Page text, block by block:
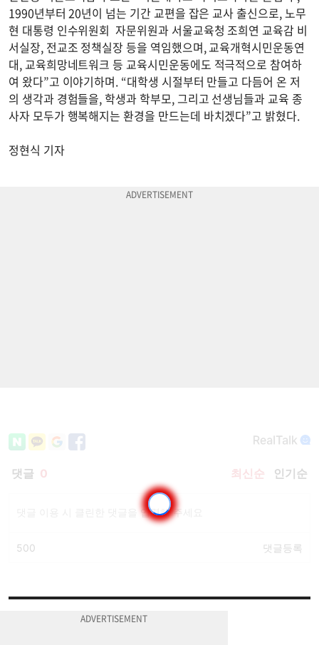
1990년부터 20년이 넘는 기간 교편을 잡은 교사 출신으로, 노무
현 대통령 인수위원회 자문위원과 서울교육청 조희연 교육감 비
서실장, 전교조 정책실장 등을 역임했으며, 교육개혁시민운동연
대, 교육희망네트워크 등 교육시민운동에도 적극적으로 참여하
여 왔다”고 이야기하며. “대학생 시절부터 만들고 다듬어 온 저
의 생각과 경험들을, 학생과 학부모, 그리고 선생님들과 교육 종
사자 모두가 행복해지는 환경을 만드는데 바치겠다”고 밝혔다.
정현식 기자